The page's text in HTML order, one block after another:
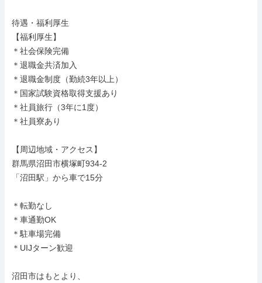
待遇・福利厚生
【福利厚生】
＊社会保険完備
＊退職金共済加入
＊退職金制度（勤続3年以上）
＊国家試験資格取得支援あり
＊社員旅行（3年に1度）
＊社員寮あり
【周辺地域・アクセス】
群馬県沼田市横塚町934-2
「沼田駅」から車で15分
＊転勤なし
＊車通勤OK
＊駐車場完備
＊UIJターン歓迎
沼田市はもとより、